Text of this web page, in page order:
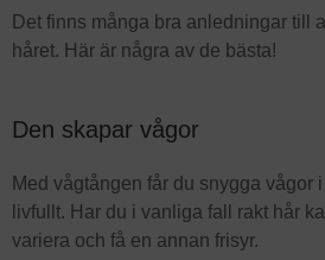
Det finns många bra anledningar till
håret. Här är några av de bästa!
Den skapar vågor
Med vågtången får du snygga vågor
livfullt. Har du i vanliga fall rakt hår
variera och få en annan frisyr.